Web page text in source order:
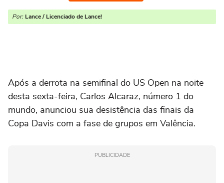
Por: Lance / Licenciado de Lance!
Após a derrota na semifinal do US Open na noite
desta sexta-feira, Carlos Alcaraz, número 1 do
mundo, anunciou sua desistência das finais da
Copa Davis com a fase de grupos em Valência.
PUBLICIDADE